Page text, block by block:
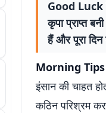
Good Luck
कृपा प्राप्त
हैं और पूरा
Morning
इंसान की चाहत
कठिन परिश्रम